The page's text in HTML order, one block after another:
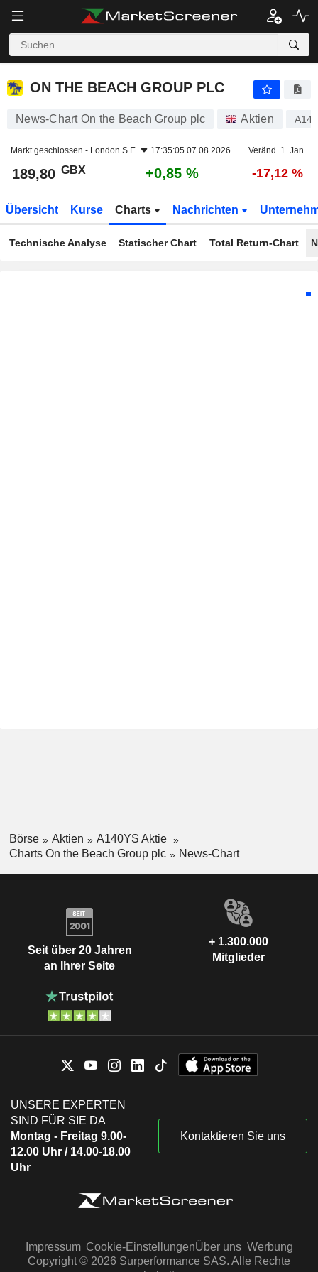
ON THE BEACH GROUP PLC
ON THE BEACH GROUP PLC
News-Chart On the Beach Group plc Aktien
Markt geschlossen - London S.E. 17:35:05 07.08.2026 Veränd. 1. Jan.
189,80 GBX +0,85 % -17,12 %
Übersicht Kurse Charts Nachrichten
Technische Analyse Statischer Chart Total Return-Chart
Börse Aktien
A140YS Aktie
Charts On the Beach Group plc
News-Chart
Seit über 20 Jahren
an Ihrer Seite
+ 1.300.000
Mitglieder
UNSERE EXPERTEN
SIND FÜR SIE DA
Montag - Freitag 9.00-
12.00 Uhr / 14.00-18.00
Uhr
Kontaktieren Sie uns
Impressum Cookie-EinstellungenÜber uns Werbung
Copyright © 2026 Surperformance SAS. Alle Rechte